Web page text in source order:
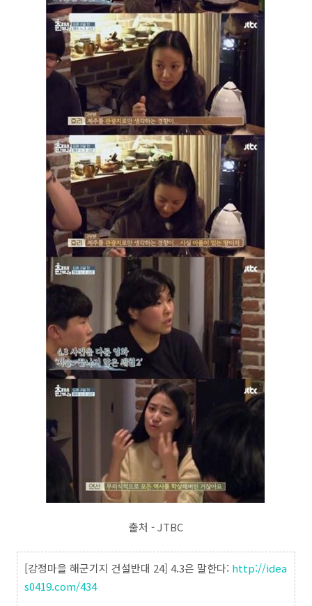
출처 - JTBC
[강정마을 해군기지 건설반대 24] 4.3은 말한다: http://idea
s0419.com/434